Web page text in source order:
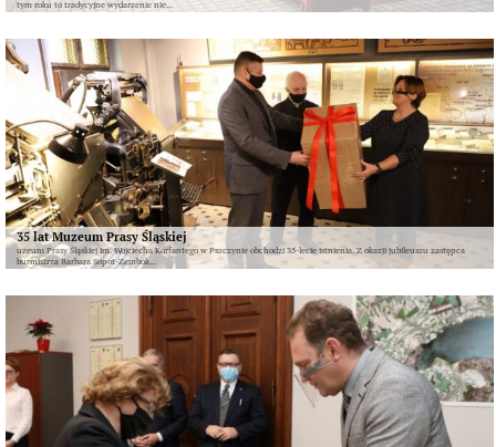
tym roku to tradycyjne wydarzenie nie...
35 lat Muzeum Prasy Śląskiej
uzeum Prasy Śląskiej im. Wojciecha Korfantego w Pszczynie obchodzi 35-lecie istnienia. Z okazji jubileuszu zastępca
burmistrza Barbara Sopot-Zembok...